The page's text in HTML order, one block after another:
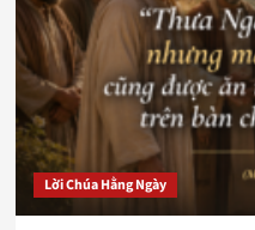
Lời Chúa Hằng Ngày